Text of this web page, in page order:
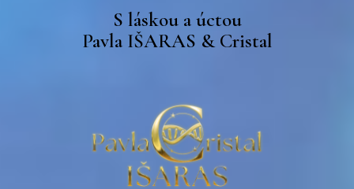
S láskou a úctou
Pavla IŠARAS & Cristal